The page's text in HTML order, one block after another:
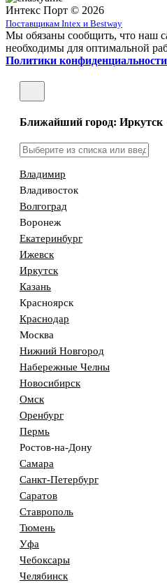
Интекс Порт © 2026
Поставщикам Intex и Bestway
Мы обязаны сообщить, что наш
необходимы для оптимальной
Политики конфиденциальности
Ближайший город: Иркутск
Владимир
Владивосток
Волгоград
Воронеж
Екатеринбург
Ижевск
Иркутск
Казань
Красноярск
Краснодар
Москва
Нижний Новгород
Набережные Челны
Новосибирск
Омск
Оренбург
Пермь
Ростов-на-Дону
Самара
Санкт-Петербург
Саратов
Ставрополь
Тюмень
Уфа
Чебоксары
Челябинск